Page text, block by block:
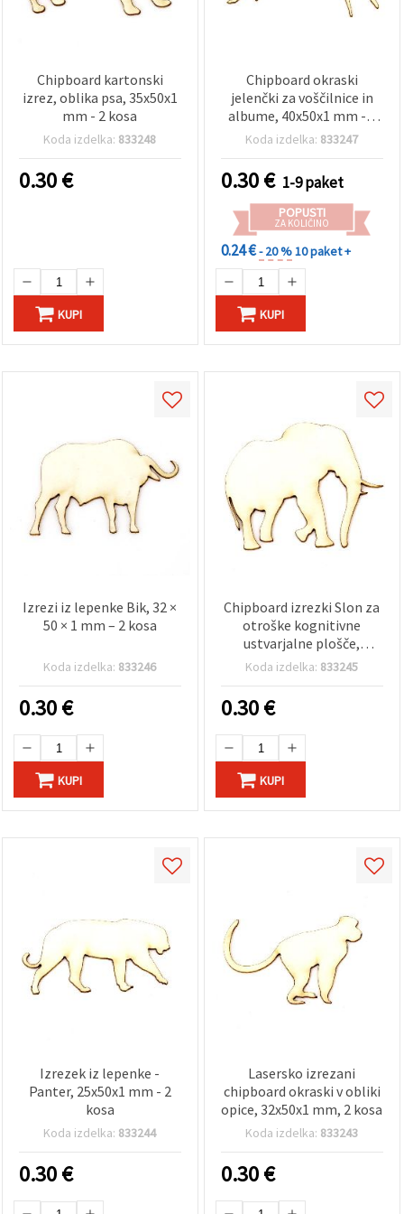
Chipboard kartonski
izrez, oblika psa, 35x50x1
mm - 2 kosa
Koda izdelka: 833248
0.30€
KUPI
Chipboard okraski
jelenčki za voščilnice in
albume, 40x50x1 mm - 2
kosa
Koda izdelka: 833247
0.30€ 1-9 paket
POPUSTI
ZA KOLIČINO
0.24 €- 20 %10 paket +
KUPI
Izrezi iz lepenke Bik, 32 ×
50 × 1 mm – 2 kosa
Koda izdelka: 833246
0.30€
KUPI
Chipboard izrezki Slon za
otroške kognitivne
ustvarjalne plošče,
40×50×1 mm – 2 kosa
Koda izdelka: 833245
0.30€
KUPI
Izrezek iz lepenke -
Panter, 25x50x1 mm - 2
kosa
Koda izdelka: 833244
0.30€
Lasersko izrezani
chipboard okraski v obliki
opice, 32x50x1 mm, 2 kosa
Koda izdelka: 833243
0.30€